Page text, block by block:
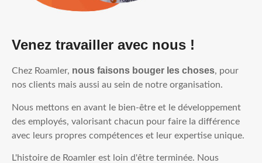
Venez travailler avec nous !
Chez Roamler, nous faisons bouger les choses, pour
nos clients mais aussi au sein de notre organisation.
Nous mettons en avant le bien-être et le développement
des employés, valorisant chacun pour faire la différence
avec leurs propres compétences et leur expertise unique.
L'histoire de Roamler est loin d'être terminée. Nous